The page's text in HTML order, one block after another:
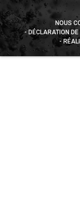
NOUS
DÉCLARATION